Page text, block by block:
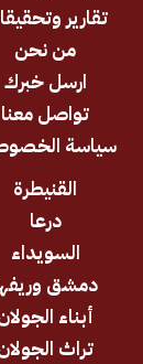
وتحقيقات
خبرك
معنا
الخصوصية
وريفها
الجولان
الجولان